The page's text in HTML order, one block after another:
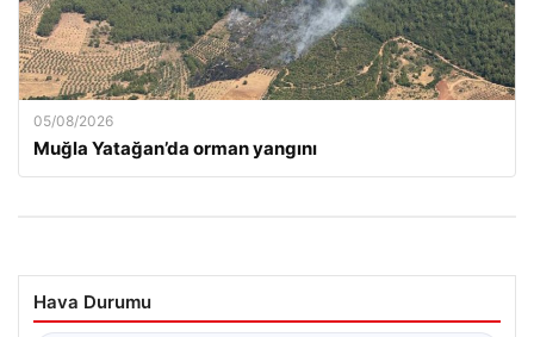
05/08/2026
Muğla Yatağan’da orman yangını
Hava Durumu